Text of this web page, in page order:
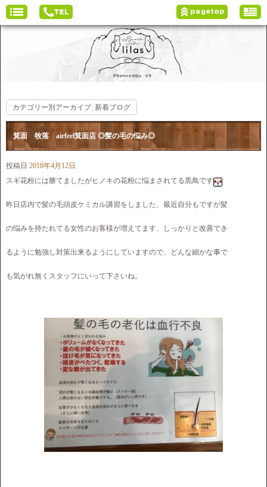
カテゴリー別アーカイブ: 新着ブログ
箕面 牧落 airfeel箕面店 ◎髪の毛の悩み◎
投稿日 2018年4月12日
スギ花粉には勝てましたがヒノキの花粉に悩まされてる黒鳥です
昨日店内で髪の毛頭皮ケミカル講習をしました、最近自分もですが髪
の悩みを持たれてる女性のお客様が増えてます、しっかりと改善でき
るように勉強し対策出来るようにしていますので、どんな細かな事で
も気がれ無くスタッフにいって下さいね。